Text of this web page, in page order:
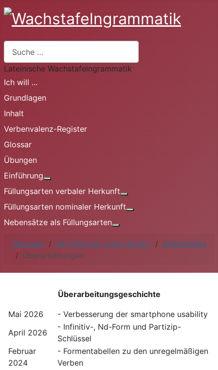
Lateinische Wachstafelngrammatik
Ich will ...
Grundlagen
Inhalt
Verbenvalenz-Register
Glossar
Übungen
Einführung
Füllungsarten verbaler Herkunft
Füllungsarten nominaler Herkunft
Nebensätze als Füllungsarten
Übungen
Ü6 (Gerund. notw. Handl.)
Allgemeines
Überarbeitungen
Überarbeitungsgeschichte
Mai 2026
- Verbesserung der smartphone usability
April 2026
- Infinitiv-, Nd-Form und Partizip-
Schlüssel
Februar
2024
- Formentabellen zu den unregelmäßigen
Verben